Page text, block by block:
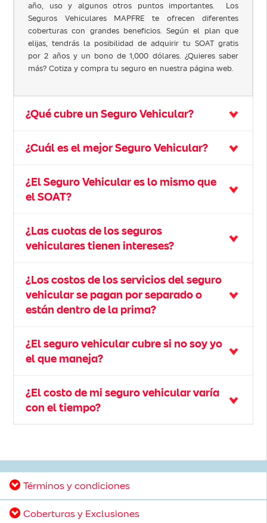
año, uso y algunos otros puntos importantes. Los
Seguros Vehiculares MAPFRE te ofrecen diferentes
coberturas con grandes beneficios. Según el plan que
elijas, tendrás la posibilidad de adquirir tu SOAT gratis
por 2 años y un bono de 1,000 dólares. ¿Quieres saber
más? Cotiza y compra tu seguro en nuestra página web.
¿Qué cubre un Seguro Vehicular?
¿Cuál es el mejor Seguro Vehicular?
¿El Seguro Vehicular es lo mismo que
el SOAT?
¿Las cuotas de los seguros
vehiculares tienen intereses?
¿Los costos de los servicios del seguro
vehicular se pagan por separado o
están dentro de la prima?
¿El seguro vehicular cubre si no soy yo
el que maneja?
¿El costo de mi seguro vehicular varía
con el tiempo?
Términos y condiciones
Coberturas y Exclusiones